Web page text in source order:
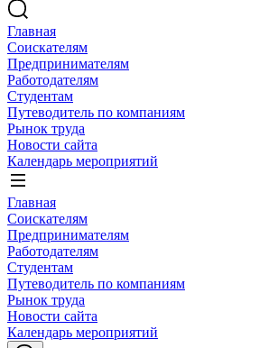
Главная
Соискателям
Предпринимателям
Работодателям
Студентам
Путеводитель по компаниям
Рынок труда
Новости сайта
Календарь мероприятий
Главная
Соискателям
Предпринимателям
Работодателям
Студентам
Путеводитель по компаниям
Рынок труда
Новости сайта
Календарь мероприятий